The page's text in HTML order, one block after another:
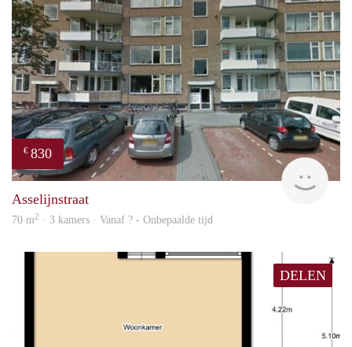
€ 830
rent
Asselijnstraat
70 m2 · 3 kamers · Vanaf ? - Onbepaalde tijd
DELEN